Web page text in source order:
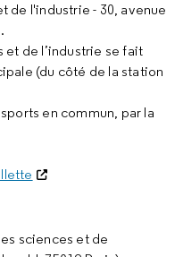
de l'industrie - 30, avenue
et de l’industrie se fait
(du côté de la station
en commun, par la
sciences et de